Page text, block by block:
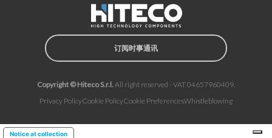
订阅时事通讯
Copyright © Hiteco S.r.l.All right reserved - VAT 04657960409.
Privacy PolicyCookie PolicyCookie PreferencesWhistleblowing
Notice at collection